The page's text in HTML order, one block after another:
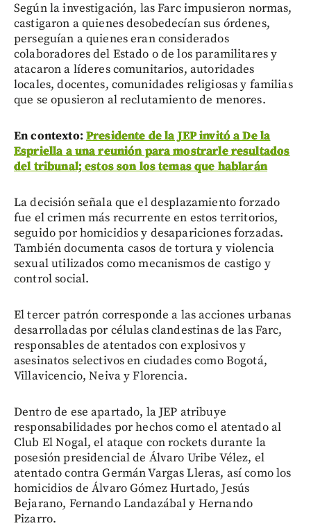
Según la investigación, las Farc impusieron normas,
castigaron a quienes desobedecían sus órdenes,
perseguían a quienes eran considerados
colaboradores del Estado o de los paramilitares y
atacaron a líderes comunitarios, autoridades
locales, docentes, comunidades religiosas y familias
que se opusieron al reclutamiento de menores.
En contexto: Presidente de la JEP invitó a De la
Espriella a una reunión para mostrarle resultados
del tribunal; estos son los temas que hablarán
La decisión señala que el desplazamiento forzado
fue el crimen más recurrente en estos territorios,
seguido por homicidios y desapariciones forzadas.
También documenta casos de tortura y violencia
sexual utilizados como mecanismos de castigo y
control social.
El tercer patrón corresponde a las acciones urbanas
desarrolladas por células clandestinas de las Farc,
responsables de atentados con explosivos y
asesinatos selectivos en ciudades como Bogotá,
Villavicencio, Neiva y Florencia.
Dentro de ese apartado, la JEP atribuye
responsabilidades por hechos como el atentado al
Club El Nogal, el ataque con rockets durante la
posesión presidencial de Álvaro Uribe Vélez, el
atentado contra Germán Vargas Lleras, así como los
homicidios de Álvaro Gómez Hurtado, Jesús
Bejarano, Fernando Landazábal y Hernando
Pizarro.